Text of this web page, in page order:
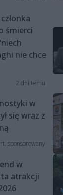
śmierci
nie chce
2 dni temu
w
się wraz z
sponsorowany
w
atrakcji